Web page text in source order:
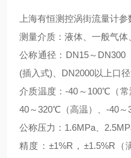
上海有恒测控涡街流量计参
测量介质：液体、一般气体
公称通径：DN15～DN300
(插入式)、DN2000以上口
介质温度：-40～100℃（
40～320℃（高温）、-40～
公称压力：1.6MPa、
精度：±1%R，±1.5%R（